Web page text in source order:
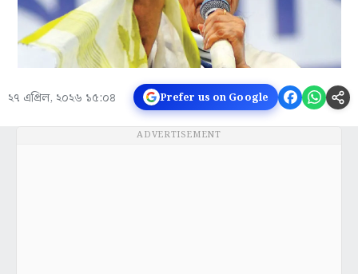
২৭ এপ্রিল, ২০২৬ ১৫:০৪ Prefer us on Google
ADVERTISEMENT